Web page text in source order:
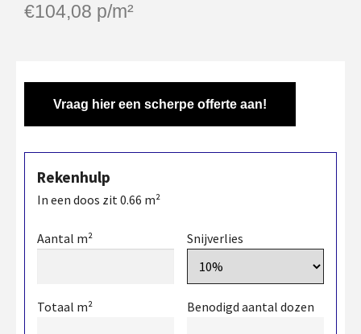
€104,08 p/m²
Vraag hier een scherpe offerte aan!
Rekenhulp
In een doos zit 0.66 m²
Aantal m² Snijverlies
Totaal m² Benodigd aantal dozen